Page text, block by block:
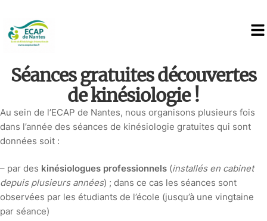
Séances gratuites découvertes
de kinésiologie !
Au sein de l’ECAP de Nantes, nous organisons plusieurs fois
dans l’année des séances de kinésiologie gratuites qui sont
données soit :
– par des kinésiologues professionnels (installés en cabinet
depuis plusieurs années) ; dans ce cas les séances sont
observées par les étudiants de l’école (jusqu’à une vingtaine
par séance)